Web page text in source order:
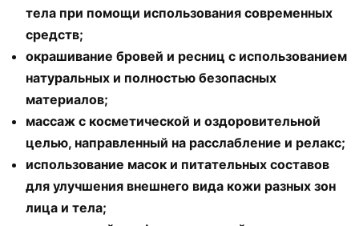
тела при помощи использования современных
средств;
окрашивание бровей и ресниц с использованием
натуральных и полностью безопасных
материалов;
массаж с косметической и оздоровительной
целью, направленный на расслабление и релакс;
использование масок и питательных составов
для улучшения внешнего вида кожи разных зон
лица и тела;